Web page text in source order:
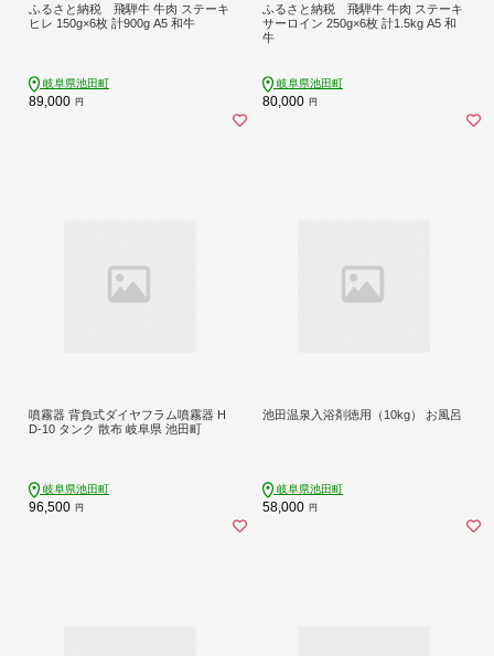
ふるさと納税 飛騨牛 牛肉 ステーキ
ヒレ 150g×6枚 計900g A5 和牛
岐阜県池田町
89,000 円
ふるさと納税 飛騨牛 牛肉 ステーキ
サーロイン 250g×6枚 計1.5kg A5 和
牛
岐阜県池田町
80,000 円
噴霧器 背負式ダイヤフラム噴霧器 H
D-10 タンク 散布 岐阜県 池田町
岐阜県池田町
96,500 円
池田温泉入浴剤徳用（10kg） お風呂
岐阜県池田町
58,000 円